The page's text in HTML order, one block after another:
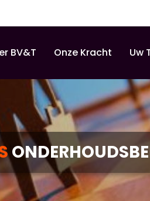
BV&T Onze Kracht Uw